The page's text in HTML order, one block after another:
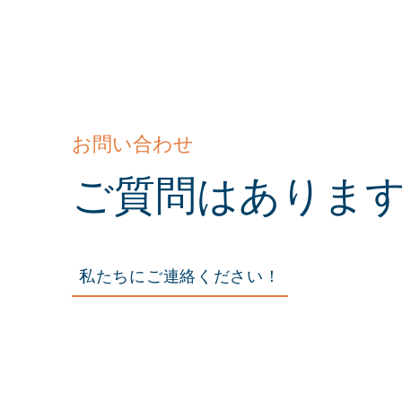
お問い合わせ
:
ご質問はありま
私たちにご連絡ください！